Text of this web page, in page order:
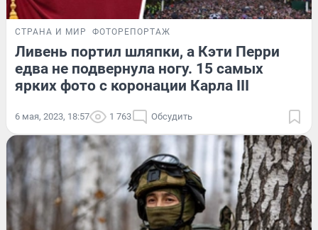
СТРАНА И МИР ФОТОРЕПОРТАЖ
Ливень портил шляпки, а Кэти Перри
едва не подвернула ногу. 15 самых
ярких фото с коронации Карла III
6 мая, 2023, 18:57 1 763 Обсудить